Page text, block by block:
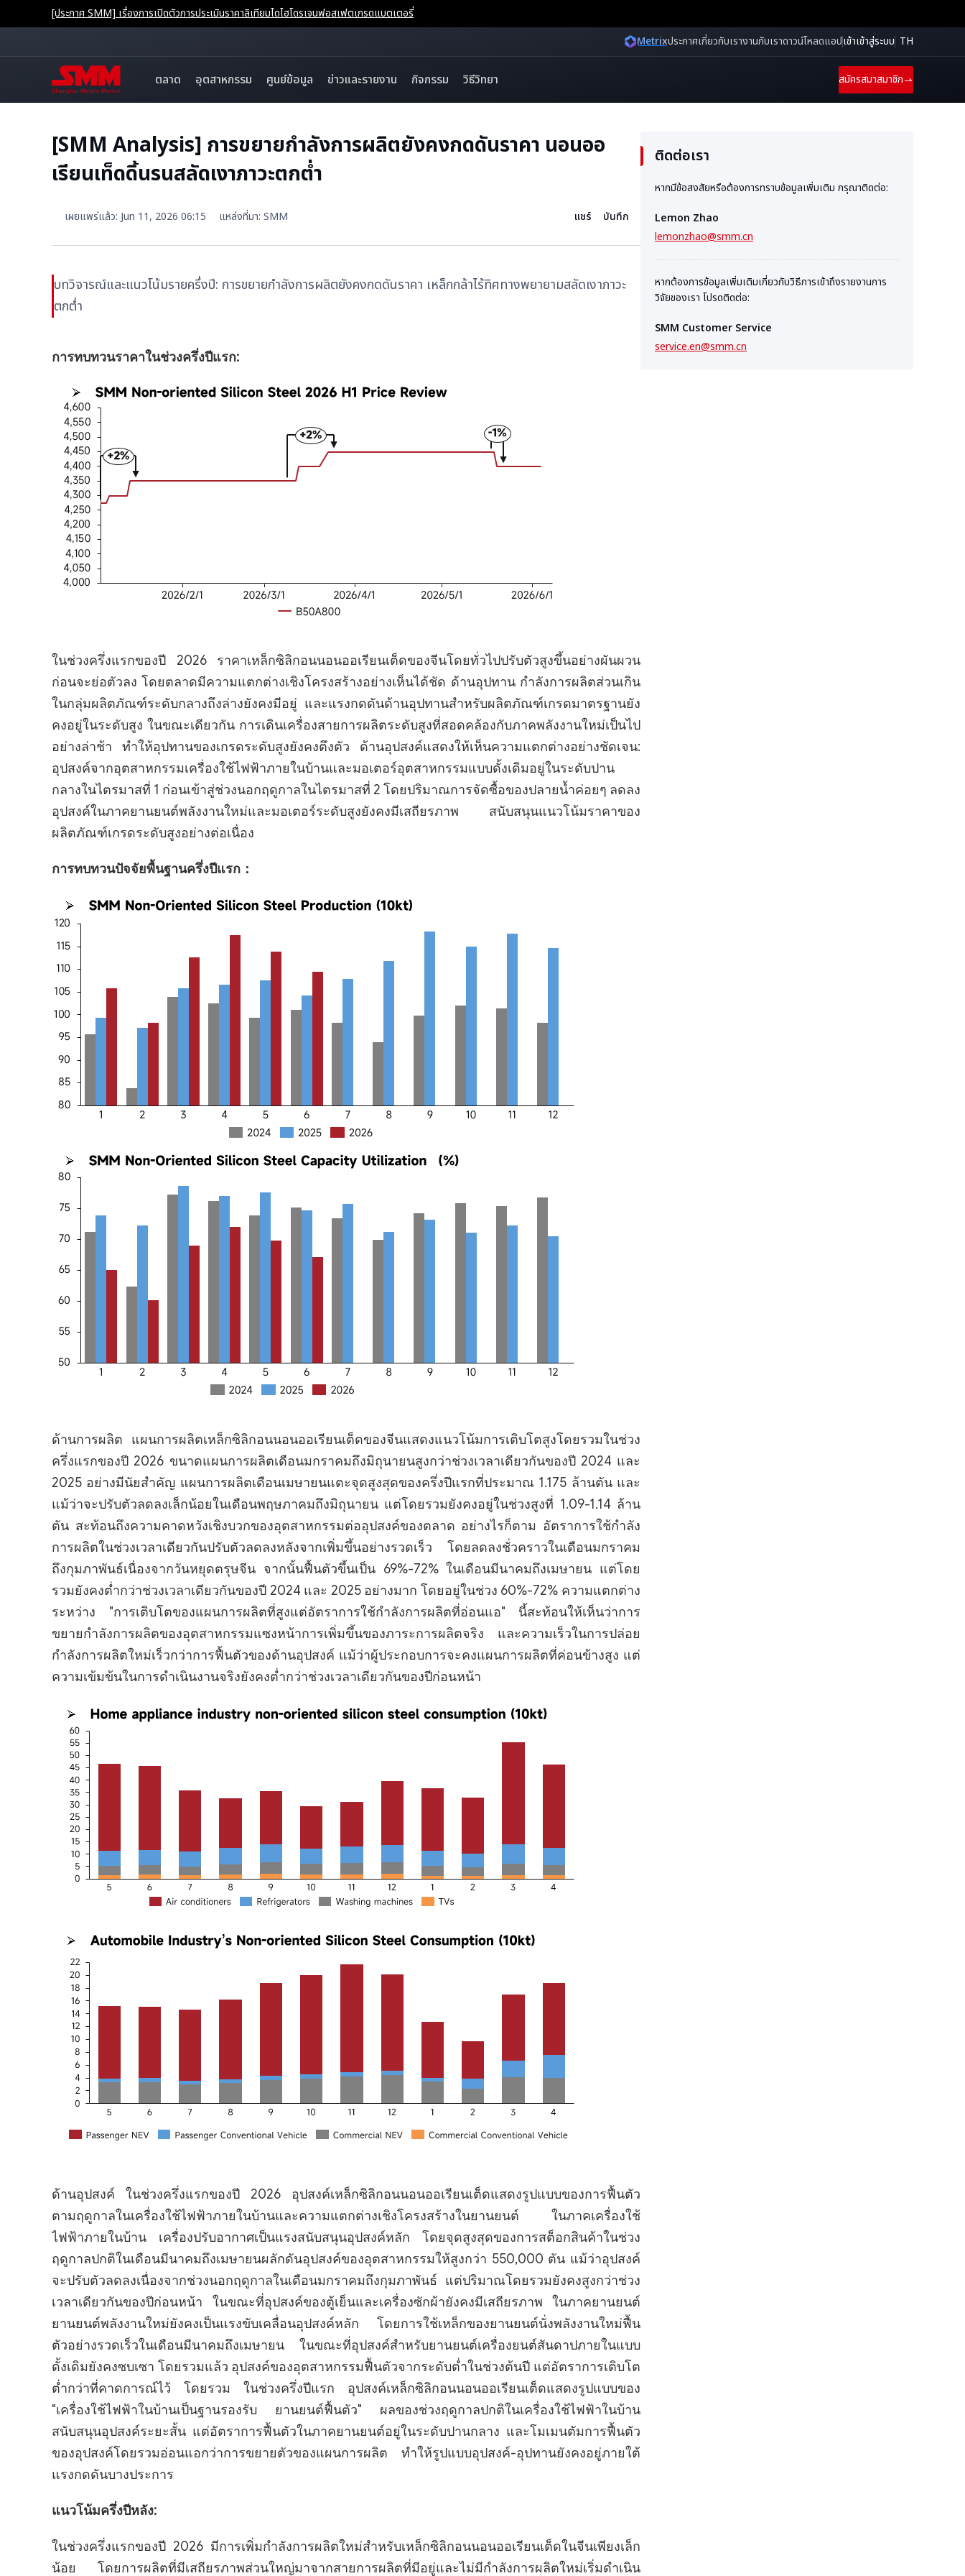
[ประกาศ SMM] เรื่องการเปิดตัวการประเมินราคาลิเทียมไดไฮโดรเจนฟอสเฟตเกรดแบตเตอรี่
Metrixประกาศเกี่ยวกับเรางานกับเราดาวน์โหลดแอปเข้าเข้าสู่ระบบ TH
ตลาด อุตสาหกรรม ศูนย์ข้อมูล ข่าวและรายงาน กิจกรรม วิธีวิทยา สมัครสมาสมาชิก
[SMM Analysis] การขยายกำลังการผลิตยังคงกดดันราคา นอนออ
เรียนเท็ดดิ้นรนสลัดเงาภาวะตกต่ำ
เผยแพร่แล้ว: Jun 11, 2026 06:15 แหล่งที่มา: SMM แชร์ บันทึก
บทวิจารณ์และแนวโน้มรายครึ่งปี: การขยายกำลังการผลิตยังคงกดดันราคา เหล็กกล้าไร้ทิศทางพยายามสลัดเงาภาวะ
ตกต่ำ
การทบทวนราคาในช่วงครึ่งปีแรก:
ในช่วงครึ่งแรกของปี 2026 ราคาเหล็กซิลิกอนนอนออเรียนเต็ดของจีนโดยทั่วไปปรับตัวสูงขึ้นอย่างผันผวน
ก่อนจะย่อตัวลง โดยตลาดมีความแตกต่างเชิงโครงสร้างอย่างเห็นได้ชัด ด้านอุปทาน กำลังการผลิตส่วนเกิน
ในกลุ่มผลิตภัณฑ์ระดับกลางถึงล่างยังคงมีอยู่ และแรงกดดันด้านอุปทานสำหรับผลิตภัณฑ์เกรดมาตรฐานยัง
คงอยู่ในระดับสูง ในขณะเดียวกัน การเดินเครื่องสายการผลิตระดับสูงที่สอดคล้องกับภาคพลังงานใหม่เป็นไป
อย่างล่าช้า ทำให้อุปทานของเกรดระดับสูงยังคงตึงตัว ด้านอุปสงค์แสดงให้เห็นความแตกต่างอย่างชัดเจน:
อุปสงค์จากอุตสาหกรรมเครื่องใช้ไฟฟ้าภายในบ้านและมอเตอร์อุตสาหกรรมแบบดั้งเดิมอยู่ในระดับปาน
กลางในไตรมาสที่ 1 ก่อนเข้าสู่ช่วงนอกฤดูกาลในไตรมาสที่ 2 โดยปริมาณการจัดซื้อของปลายน้ำค่อยๆ ลดลง
อุปสงค์ในภาคยานยนต์พลังงานใหม่และมอเตอร์ระดับสูงยังคงมีเสถียรภาพ สนับสนุนแนวโน้มราคาของ
ผลิตภัณฑ์เกรดระดับสูงอย่างต่อเนื่อง
การทบทวนปัจจัยพื้นฐานครึ่งปีแรก：
ด้านการผลิต แผนการผลิตเหล็กซิลิกอนนอนออเรียนเต็ดของจีนแสดงแนวโน้มการเติบโตสูงโดยรวมในช่วง
ครึ่งแรกของปี 2026 ขนาดแผนการผลิตเดือนมกราคมถึงมิถุนายนสูงกว่าช่วงเวลาเดียวกันของปี 2024 และ
2025 อย่างมีนัยสำคัญ แผนการผลิตเดือนเมษายนแตะจุดสูงสุดของครึ่งปีแรกที่ประมาณ 1.175 ล้านตัน และ
แม้ว่าจะปรับตัวลดลงเล็กน้อยในเดือนพฤษภาคมถึงมิถุนายน แต่โดยรวมยังคงอยู่ในช่วงสูงที่ 1.09-1.14 ล้าน
ตัน สะท้อนถึงความคาดหวังเชิงบวกของอุตสาหกรรมต่ออุปสงค์ของตลาด อย่างไรก็ตาม อัตราการใช้กำลัง
การผลิตในช่วงเวลาเดียวกันปรับตัวลดลงหลังจากเพิ่มขึ้นอย่างรวดเร็ว โดยลดลงชั่วคราวในเดือนมกราคม
ถึงกุมภาพันธ์เนื่องจากวันหยุดตรุษจีน จากนั้นฟื้นตัวขึ้นเป็น 69%-72% ในเดือนมีนาคมถึงเมษายน แต่โดย
รวมยังคงต่ำกว่าช่วงเวลาเดียวกันของปี 2024 และ 2025 อย่างมาก โดยอยู่ในช่วง 60%-72% ความแตกต่าง
ระหว่าง "การเติบโตของแผนการผลิตที่สูงแต่อัตราการใช้กำลังการผลิตที่อ่อนแอ" นี้สะท้อนให้เห็นว่าการ
ขยายกำลังการผลิตของอุตสาหกรรมแซงหน้าการเพิ่มขึ้นของภาระการผลิตจริง และความเร็วในการปล่อย
กำลังการผลิตใหม่เร็วกว่าการฟื้นตัวของด้านอุปสงค์ แม้ว่าผู้ประกอบการจะคงแผนการผลิตที่ค่อนข้างสูง แต่
ความเข้มข้นในการดำเนินงานจริงยังคงต่ำกว่าช่วงเวลาเดียวกันของปีก่อนหน้า
ด้านอุปสงค์ ในช่วงครึ่งแรกของปี 2026 อุปสงค์เหล็กซิลิกอนนอนออเรียนเต็ดแสดงรูปแบบของการฟื้นตัว
ตามฤดูกาลในเครื่องใช้ไฟฟ้าภายในบ้านและความแตกต่างเชิงโครงสร้างในยานยนต์ ในภาคเครื่องใช้
ไฟฟ้าภายในบ้าน เครื่องปรับอากาศเป็นแรงสนับสนุนอุปสงค์หลัก โดยจุดสูงสุดของการสต็อกสินค้าในช่วง
ฤดูกาลปกติในเดือนมีนาคมถึงเมษายนผลักดันอุปสงค์ของอุตสาหกรรมให้สูงกว่า 550,000 ตัน แม้ว่าอุปสงค์
จะปรับตัวลดลงเนื่องจากช่วงนอกฤดูกาลในเดือนมกราคมถึงกุมภาพันธ์ แต่ปริมาณโดยรวมยังคงสูงกว่าช่วง
เวลาเดียวกันของปีก่อนหน้า ในขณะที่อุปสงค์ของตู้เย็นและเครื่องซักผ้ายังคงมีเสถียรภาพ ในภาคยานยนต์
ยานยนต์พลังงานใหม่ยังคงเป็นแรงขับเคลื่อนอุปสงค์หลัก โดยการใช้เหล็กของยานยนต์นั่งพลังงานใหม่ฟื้น
ตัวอย่างรวดเร็วในเดือนมีนาคมถึงเมษายน ในขณะที่อุปสงค์สำหรับยานยนต์เครื่องยนต์สันดาปภายในแบบ
ดั้งเดิมยังคงซบเซา โดยรวมแล้ว อุปสงค์ของอุตสาหกรรมฟื้นตัวจากระดับต่ำในช่วงต้นปี แต่อัตราการเติบโต
ต่ำกว่าที่คาดการณ์ไว้ โดยรวม ในช่วงครึ่งปีแรก อุปสงค์เหล็กซิลิกอนนอนออเรียนเต็ดแสดงรูปแบบของ
"เครื่องใช้ไฟฟ้าในบ้านเป็นฐานรองรับ ยานยนต์ฟื้นตัว" ผลของช่วงฤดูกาลปกติในเครื่องใช้ไฟฟ้าในบ้าน
สนับสนุนอุปสงค์ระยะสั้น แต่อัตราการฟื้นตัวในภาคยานยนต์อยู่ในระดับปานกลาง และโมเมนตัมการฟื้นตัว
ของอุปสงค์โดยรวมอ่อนแอกว่าการขยายตัวของแผนการผลิต ทำให้รูปแบบอุปสงค์-อุปทานยังคงอยู่ภายใต้
แรงกดดันบางประการ
แนวโน้มครึ่งปีหลัง:
ในช่วงครึ่งแรกของปี 2026 มีการเพิ่มกำลังการผลิตใหม่สำหรับเหล็กซิลิกอนนอนออเรียนเต็ดในจีนเพียงเล็ก
น้อย โดยการผลิตที่มีเสถียรภาพส่วนใหญ่มาจากสายการผลิตที่มีอยู่และไม่มีกำลังการผลิตใหม่เริ่มดำเนิน
ติดต่อเรา
หากมีข้อสงสัยหรือต้องการทราบข้อมูลเพิ่มเติม กรุณาติดต่อ:
Lemon Zhao
lemonzhao@smm.cn
หากต้องการข้อมูลเพิ่มเติมเกี่ยวกับวิธีการเข้าถึงรายงานการ
วิจัยของเรา โปรดติดต่อ:
SMM Customer Service
service.en@smm.cn